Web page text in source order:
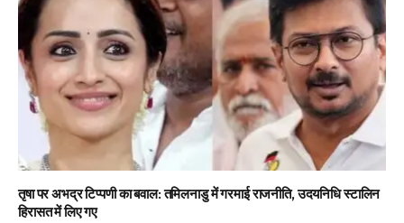
तृषा पर अभद्र टिप्पणी का बवाल: तमिलनाडु में गरमाई राजनीति, उदयनिधि स्टालिन
हिरासत में लिए गए